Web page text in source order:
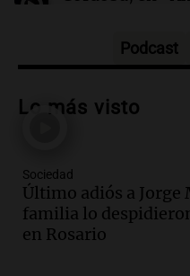
hablaron de su
Audio.
recuerdo del
traspasaba con
Amamos los Domingos
Podcast
Lo más visto
Sociedad
Último adiós a Jorge
familia lo
en Rosario